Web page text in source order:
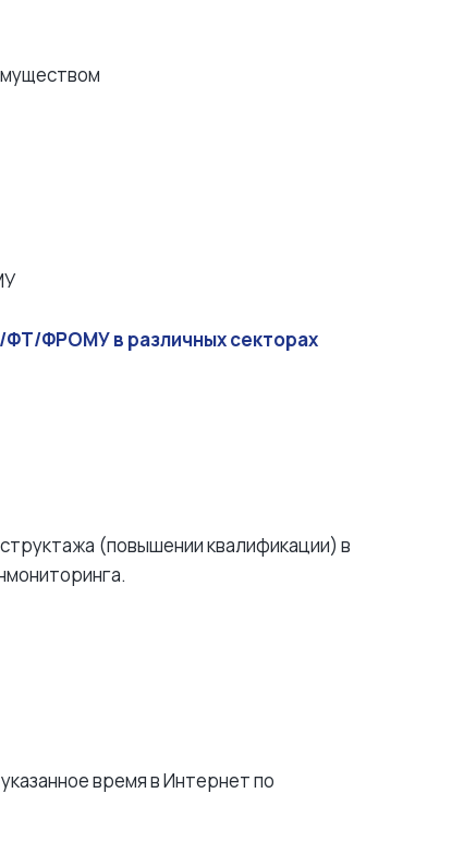
ФРОМУ в различных секторах
(повышении квалификации) в
время в Интернет по